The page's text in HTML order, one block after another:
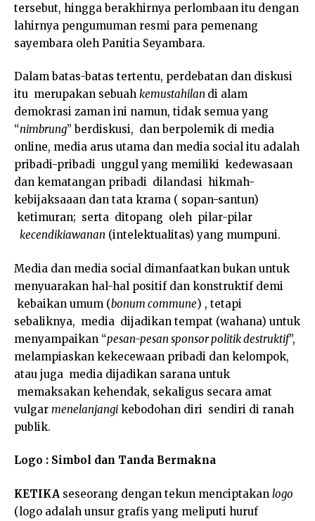
tersebut, hingga berakhirnya perlombaan itu dengan
lahirnya pengumuman resmi para pemenang
sayembara oleh Panitia Seyambara.
Dalam batas-batas tertentu, perdebatan dan diskusi
itu merupakan sebuah kemustahilan di alam
demokrasi zaman ini namun, tidak semua yang
“nimbrung” berdiskusi, dan berpolemik di media
online, media arus utama dan media social itu adalah
pribadi-pribadi unggul yang memiliki kedewasaan
dan kematangan pribadi dilandasi hikmah-
kebijaksaaan dan tata krama ( sopan-santun)
ketimuran; serta ditopang oleh pilar-pilar
kecendikiawanan (intelektualitas) yang mumpuni.
Media dan media social dimanfaatkan bukan untuk
menyuarakan hal-hal positif dan konstruktif demi
kebaikan umum (bonum commune) , tetapi
sebaliknya, media dijadikan tempat (wahana) untuk
menyampaikan “pesan-pesan sponsor politik destruktif”,
melampiaskan kekecewaan pribadi dan kelompok,
atau juga media dijadikan sarana untuk
memaksakan kehendak, sekaligus secara amat
vulgar menelanjangi kebodohan diri sendiri di ranah
publik.
Logo : Simbol dan Tanda Bermakna
KETIKA seseorang dengan tekun menciptakan logo
(logo adalah unsur grafis yang meliputi huruf